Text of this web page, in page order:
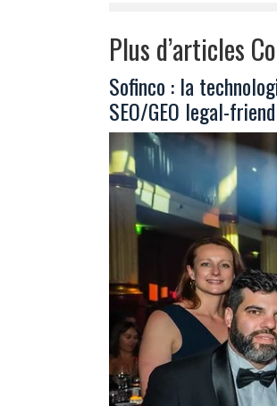
Plus d’articles
Sofinco : la
SEO/GEO legal-